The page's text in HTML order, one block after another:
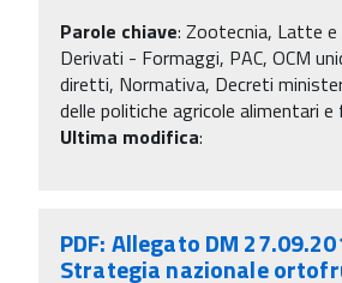
Parole chiave: Zootecnia, Latte
Derivati - Formaggi, PAC, OCM
diretti, Normativa, Decreti
delle politiche agricole alimentari
Ultima modifica:
PDF: Allegato DM
Strategia nazionale